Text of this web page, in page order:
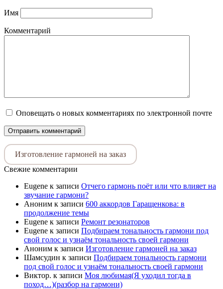
Имя
Комментарий
Оповещать о новых комментариях по электронной почте
Изготовление гармоней на заказ
Свежие комментарии
Eugene к записи Отчего гармонь поёт или что влияет на
звучание гармони?
Аноним к записи 600 аккордов Гаращенкова: в
продолжение темы
Eugene к записи Ремонт резонаторов
Eugene к записи Подбираем тональность гармони под
свой голос и узнаём тональность своей гармони
Аноним к записи Изготовление гармоней на заказ
Шамсудин к записи Подбираем тональность гармони
под свой голос и узнаём тональность своей гармони
Виктор. к записи Моя любимая(Я уходил тогда в
поход…)(разбор на гармони)